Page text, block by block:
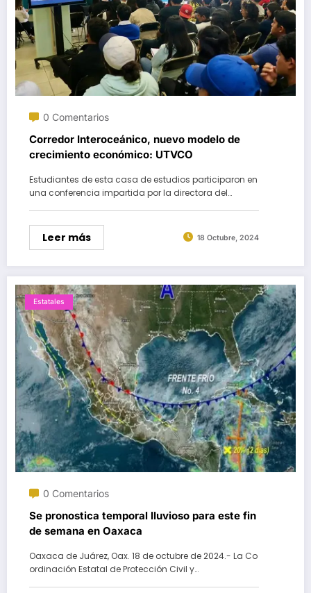
0 Comentarios
Corredor Interoceánico, nuevo modelo de
crecimiento económico: UTVCO
Estudiantes de esta casa de estudios participaron en
una conferencia impartida por la directora del…
Leer más 18 Octubre, 2024
Estatales
0 Comentarios
Se pronostica temporal lluvioso para este fin
de semana en Oaxaca
Oaxaca de Juárez, Oax. 18 de octubre de 2024.- La Co
ordinación Estatal de Protección Civil y…